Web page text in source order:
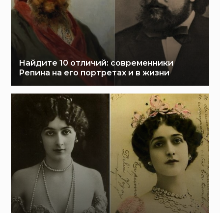
Найдите 10 отличий: современники
Репина на его портретах и в жизни